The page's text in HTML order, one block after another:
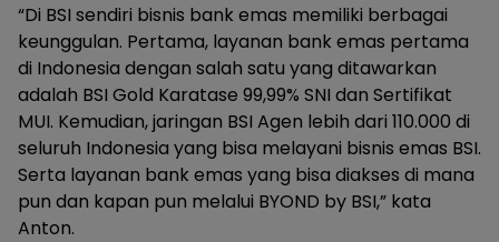
“Di BSI sendiri bisnis bank emas memiliki berbagai
keunggulan. Pertama, layanan bank emas pertama
di Indonesia dengan salah satu yang ditawarkan
adalah BSI Gold Karatase 99,99% SNI dan Sertifikat
MUI. Kemudian, jaringan BSI Agen lebih dari 110.000 di
seluruh Indonesia yang bisa melayani bisnis emas BSI.
Serta layanan bank emas yang bisa diakses di mana
pun dan kapan pun melalui BYOND by BSI,” kata
Anton.